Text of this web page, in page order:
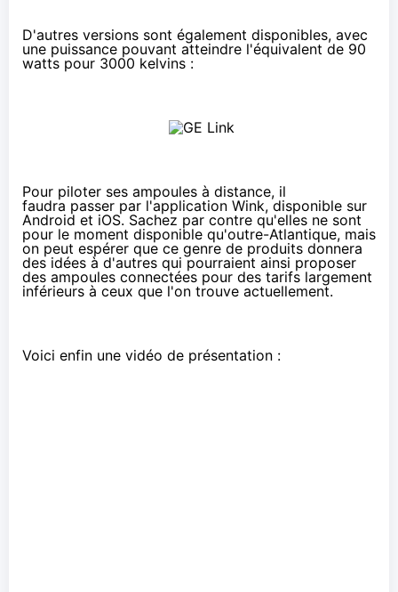
D'autres versions sont également disponibles, avec
une puissance pouvant atteindre l'équivalent de 90
watts pour 3000 kelvins :
Pour piloter ses ampoules à distance, il
faudra passer par l'application Wink, disponible sur
Android et iOS. Sachez par contre qu'elles ne sont
pour le moment disponible qu'outre-Atlantique, mais
on peut espérer que ce genre de produits donnera
des idées à d'autres qui pourraient ainsi proposer
des ampoules connectées pour des tarifs largement
inférieurs à ceux que l'on trouve actuellement.
Voici enfin une vidéo de présentation :